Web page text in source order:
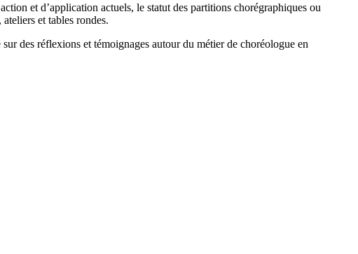
et d’application actuels, le statut des partitions chorégraphiques ou
et tables rondes.
des réflexions et témoignages autour du métier de choréologue en